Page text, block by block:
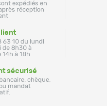
expédiés en
réception
63 10 du lundi
de 8h30 à
14h à 18h
sécurisé
chèque,
mandat